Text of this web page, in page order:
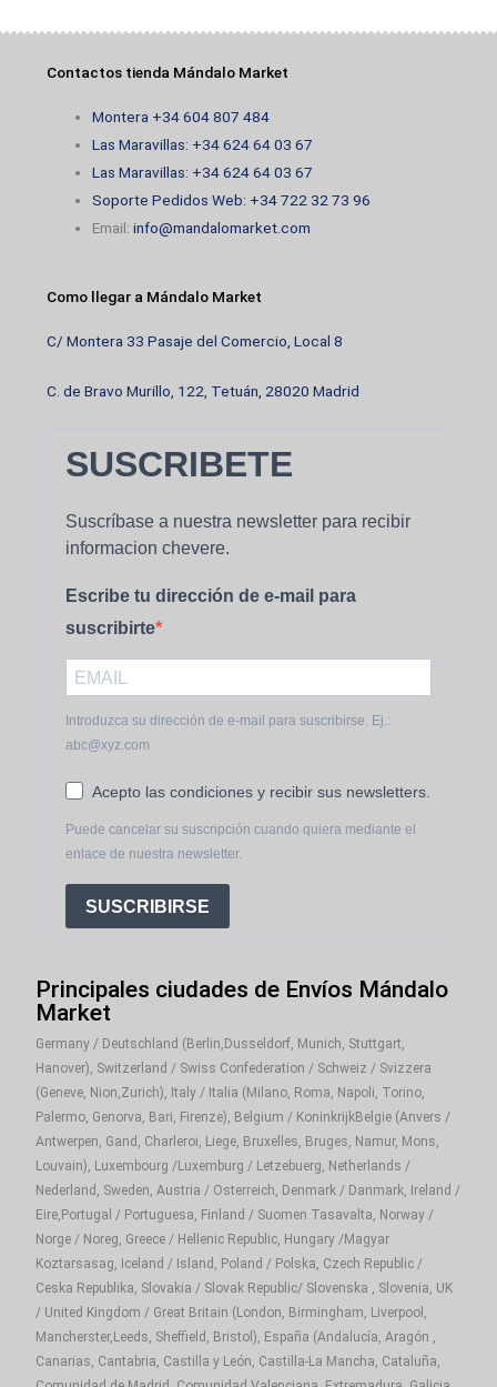
Contactos tienda Mándalo Market
Montera +34 604 807 484
Las Maravillas: +34 624 64 03 67
Las Maravillas: +34 624 64 03 67
Soporte Pedidos Web: +34 722 32 73 96
Email:info@mandalomarket.com
Como llegar a Mándalo Market
C/ Montera 33 Pasaje del Comercio, Local 8
C. de Bravo Murillo, 122, Tetuán, 28020 Madrid
SUSCRIBETE
Suscríbase a nuestra newsletter para recibir
informacion chevere.
Escribe tu dirección de e-mail para
suscribirte
Introduzca su dirección de e-mail para suscribirse. Ej.:
abc@xyz.com
Acepto las condiciones y recibir sus newsletters.
Puede cancelar su suscripción cuando quiera mediante el
enlace de nuestra newsletter.
SUSCRIBIRSE
Principales ciudades de Envíos Mándalo
Market
Germany / Deutschland (Berlin,Dusseldorf, Munich, Stuttgart,
Hanover), Switzerland / Swiss Confederation / Schweiz / Svizzera
(Geneve, Nion,Zurich), Italy / Italia (Milano, Roma, Napoli, Torino,
Palermo, Genorva, Bari, Firenze), Belgium / KoninkrijkBelgie (Anvers /
Antwerpen, Gand, Charleroi, Liege, Bruxelles, Bruges, Namur, Mons,
Louvain), Luxembourg /Luxemburg / Letzebuerg, Netherlands /
Nederland, Sweden, Austria / Osterreich, Denmark / Danmark, Ireland /
Eire,Portugal / Portuguesa, Finland / Suomen Tasavalta, Norway /
Norge / Noreg, Greece / Hellenic Republic, Hungary /Magyar
Koztarsasag, Iceland / Island, Poland / Polska, Czech Republic /
Ceska Republika, Slovakia / Slovak Republic/ Slovenska , Slovenia, UK
/ United Kingdom / Great Britain (London, Birmingham, Liverpool,
Mancherster,Leeds, Sheffield, Bristol), España (Andalucía, Aragón ,
Canarias, Cantabria, Castilla y León, Castilla-La Mancha, Cataluña,